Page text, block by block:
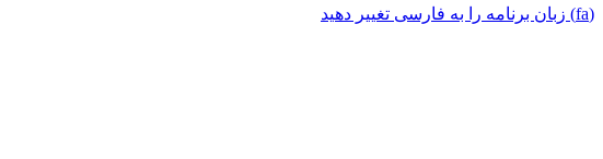
(fa) زبان برنامه را به فارسی تغییر دهید